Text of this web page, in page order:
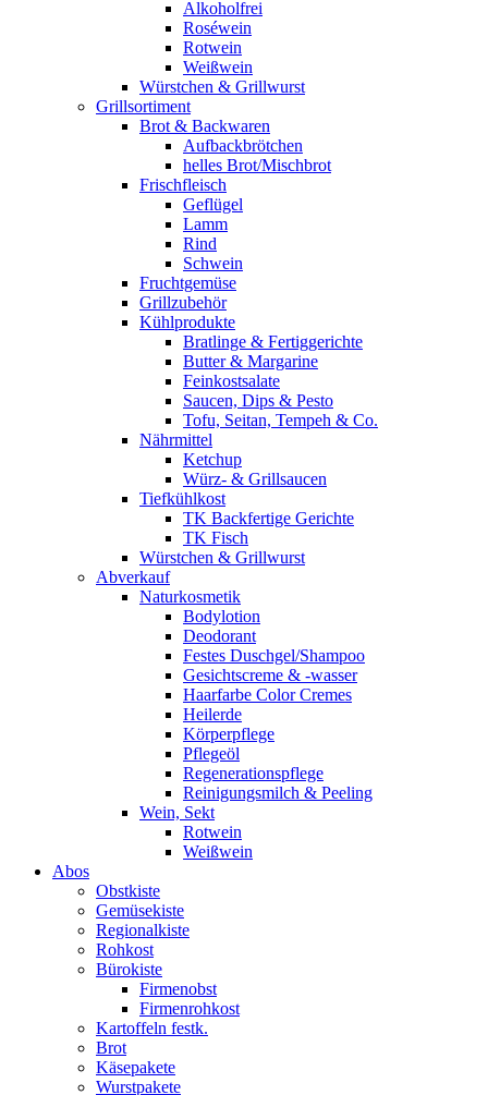
Alkoholfrei
Roséwein
Rotwein
Weißwein
Würstchen & Grillwurst
Grillsortiment
Brot & Backwaren
Aufbackbrötchen
helles Brot/Mischbrot
Frischfleisch
Geflügel
Lamm
Rind
Schwein
Fruchtgemüse
Grillzubehör
Kühlprodukte
Bratlinge & Fertiggerichte
Butter & Margarine
Feinkostsalate
Saucen, Dips & Pesto
Tofu, Seitan, Tempeh & Co.
Nährmittel
Ketchup
Würz- & Grillsaucen
Tiefkühlkost
TK Backfertige Gerichte
TK Fisch
Würstchen & Grillwurst
Abverkauf
Naturkosmetik
Bodylotion
Deodorant
Festes Duschgel/Shampoo
Gesichtscreme & -wasser
Haarfarbe Color Cremes
Heilerde
Körperpflege
Pflegeöl
Regenerationspflege
Reinigungsmilch & Peeling
Wein, Sekt
Rotwein
Weißwein
Abos
Obstkiste
Gemüsekiste
Regionalkiste
Rohkost
Bürokiste
Firmenobst
Firmenrohkost
Kartoffeln festk.
Brot
Käsepakete
Wurstpakete